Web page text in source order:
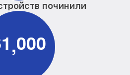
починили
1,000